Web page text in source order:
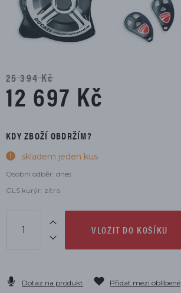
25 394 Kč
12 697 Kč
KDY ZBOŽÍ OBDRŽÍM?
skladem jeden kus
Osobní odběr: dnes
GLS kurýr: zítra
VLOŽIT DO KOŠÍKU
Dotaz na produkt Přidat mezi oblíbené